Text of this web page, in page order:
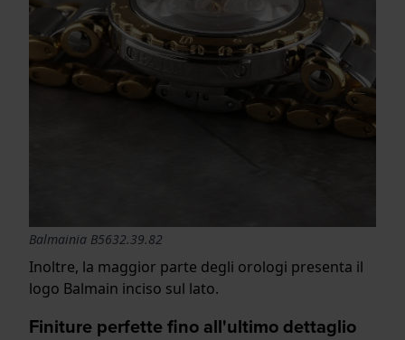
Balmainia B5632.39.82
Inoltre, la maggior parte degli orologi presenta il
logo Balmain inciso sul lato.
Finiture perfette fino all'ultimo dettaglio